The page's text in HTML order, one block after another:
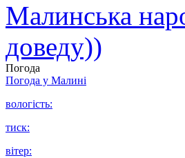
Малинська
доведу))
Погода
Погода у Малині
вологість:
тиск:
вітер: